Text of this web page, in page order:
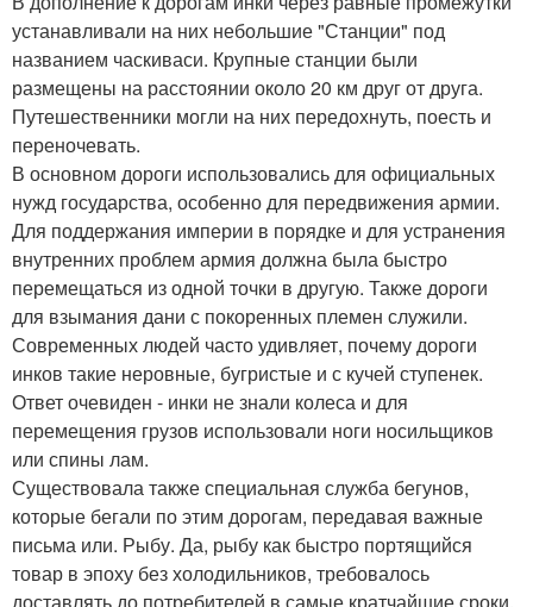
устанавливали на них небольшие "Станции" под
названием часкиваси. Крупные станции были
размещены на расстоянии около 20 км друг от друга.
Путешественники могли на них передохнуть, поесть и
переночевать.
В основном дороги использовались для официальных
нужд государства, особенно для передвижения армии.
Для поддержания империи в порядке и для устранения
внутренних проблем армия должна была быстро
перемещаться из одной точки в другую. Также дороги
для взымания дани с покоренных племен служили.
Современных людей часто удивляет, почему дороги
инков такие неровные, бугристые и с кучей ступенек.
Ответ очевиден - инки не знали колеса и для
перемещения грузов использовали ноги носильщиков
или спины лам.
Существовала также специальная служба бегунов,
которые бегали по этим дорогам, передавая важные
письма или. Рыбу. Да, рыбу как быстро портящийся
товар в эпоху без холодильников, требовалось
доставлять до потребителей в самые кратчайшие сроки.